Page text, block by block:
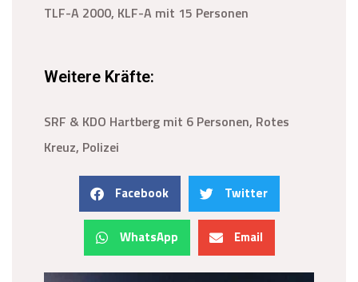
TLF-A 2000, KLF-A mit 15 Personen
Weitere Kräfte:
SRF & KDO Hartberg mit 6 Personen, Rotes
Kreuz, Polizei
Facebook Twitter
WhatsApp Email